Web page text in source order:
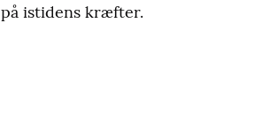
på istidens kræfter.